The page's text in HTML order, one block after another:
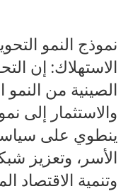
نموذج النمو
الاستهلاك: إن
الصينية من النمو
والاستثمار إلى
ينطوي على
الأسر، وتعزيز
وتنمية الاقتصاد